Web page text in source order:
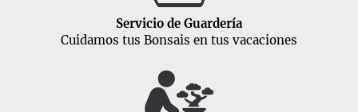
Servicio de Guardería
Cuidamos tus Bonsais en tus vacaciones